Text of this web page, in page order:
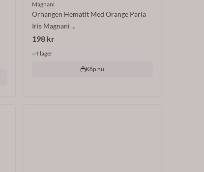
Magnani
Örhängen Hematit Med Orange Pärla
Iris Magnani ...
198 kr
I lager
Köp nu